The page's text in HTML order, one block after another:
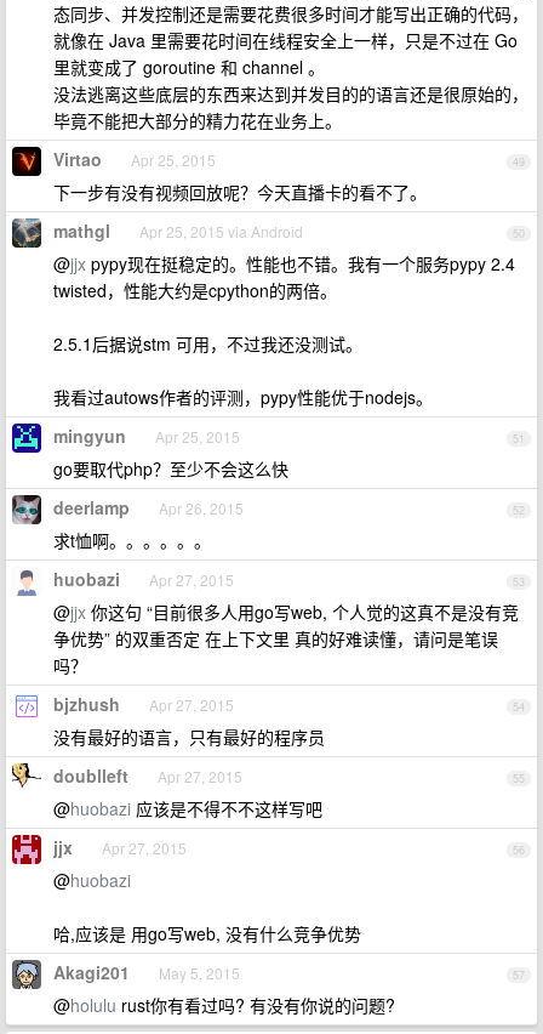
态同步、并发控制还是需要花费很多时间才能写出正确的代码，
就像在 Java 里需要花时间在线程安全上一样，只是不过在 Go
里就变成了 goroutine 和 channel 。
没法逃离这些底层的东西来达到并发目的的语言还是很原始的，
毕竟不能把大部分的精力花在业务上。
49
Virtao Apr 25, 2015
下一步有没有视频回放呢？今天直播卡的看不了。
50
mathgl Apr 25, 2015 via Android
@jjx pypy现在挺稳定的。性能也不错。我有一个服务pypy 2.4
twisted，性能大约是cpython的两倍。
2.5.1后据说stm 可用，不过我还没测试。
我看过autows作者的评测，pypy性能优于nodejs。
51
mingyun Apr 25, 2015
go要取代php？至少不会这么快
52
deerlamp Apr 26, 2015
求t恤啊。。。。。。
53
huobazi Apr 27, 2015
@jjx 你这句 “目前很多人用go写web, 个人觉的这真不是没有竞
争优势” 的双重否定 在上下文里 真的好难读懂，请问是笔误
吗？
54
bjzhush Apr 27, 2015
没有最好的语言，只有最好的程序员
55
doublleft Apr 27, 2015
@huobazi 应该是不得不不这样写吧
56
jjx Apr 27, 2015
@huobazi
哈,应该是 用go写web, 没有什么竞争优势
57
Akagi201 May 5, 2015
@holulu rust你有看过吗? 有没有你说的问题?